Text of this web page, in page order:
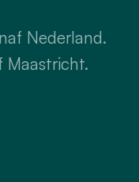
Nederland.
Maastricht.